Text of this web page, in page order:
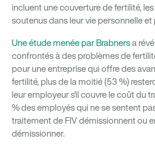
incluent une couverture de fertilité,
soutenus dans leur vie personnelle et
Une étude menée par Brabnersa
confrontés à des problèmes de
pour une entreprise qui offre des
fertilité, plus de la moitié (53 %)
leur employeur s'il couvre le coût du
% des employés qui ne se sentent
traitement de FIV démissionnent ou
démissionner.